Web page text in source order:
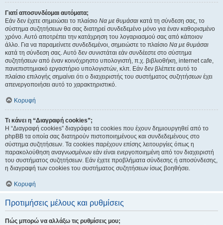
Γιατί αποσυνδέομαι αυτόματα;
Εάν δεν έχετε σημειώσει το πλαίσιο Να με θυμάσαι κατά τη σύνδεση σας, το
σύστημα συζητήσεων θα σας διατηρεί συνδεδεμένο μόνο για έναν καθορισμένο
χρόνο. Αυτό αποτρέπει την κατάχρηση του λογαριασμού σας από κάποιον
άλλο. Για να παραμείνετε συνδεδεμένοι, σημειώστε το πλαίσιο Να με θυμάσαι
κατά τη σύνδεση σας. Αυτό δεν συνιστάται εάν συνδέεστε στο σύστημα
συζητήσεων από έναν κοινόχρηστο υπολογιστή, π.χ. βιβλιοθήκη, internet cafe,
πανεπιστημιακό εργαστήριο υπολογιστών, κλπ. Εάν δεν βλέπετε αυτό το
πλαίσιο επιλογής σημαίνει ότι ο διαχειριστής του συστήματος συζητήσεων έχει
απενεργοποιήσει αυτό το χαρακτηριστικό.
Κορυφή
Τι κάνει η “Διαγραφή cookies”;
Η “Διαγραφή cookies” διαγράφει τα cookies που έχουν δημιουργηθεί από το
phpBB τα οποία σας διατηρούν πιστοποιημένους και συνδεδεμένους στο
σύστημα συζητήσεων. Τα cookies παρέχουν επίσης λειτουργίες όπως η
παρακολούθηση αναγνωσμένων εάν είναι ενεργοποιημένη από τον διαχειριστή
του συστήματος συζητήσεων. Εάν έχετε προβλήματα σύνδεσης ή αποσύνδεσης,
η διαγραφή των cookies του συστήματος συζητήσεων ίσως βοηθήσει.
Κορυφή
Προτιμήσεις μέλους και ρυθμίσεις
Πώς μπορώ να αλλάξω τις ρυθμίσεις μου;